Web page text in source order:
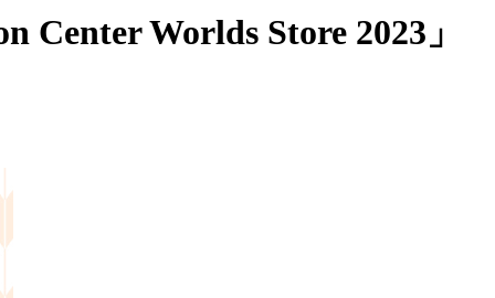
Worlds Store 2023」